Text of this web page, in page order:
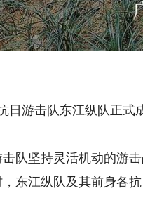
游击队东江纵队正式
坚持灵活机动的游击
东江纵队及其前身各